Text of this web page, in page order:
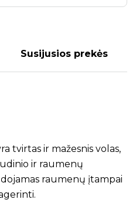
Susijusios prekės
tvirtas ir mažesnis volas,
ir raumenų
raumenų įtampai